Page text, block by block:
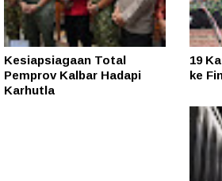
Kesiapsiagaan Total
Pemprov Kalbar Hadapi
Karhutla
19
ke